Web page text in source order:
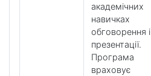
академічних
навичках
обговорення і
презентації.
Програма
враховує